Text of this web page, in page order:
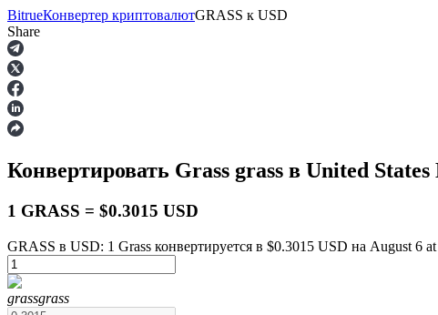
Фьючерсы
USDT-фьючерсы
Фьючерсы с использованием USDT в качестве обеспечения
BitrueКонвертер криптовалютGRASS к USD
Share
Конвертировать Grass grass в United
1 GRASS = $0.3015 USD
GRASS в USD: 1 Grass конвертируется в $0.3015 USD на August 6
grassgrass